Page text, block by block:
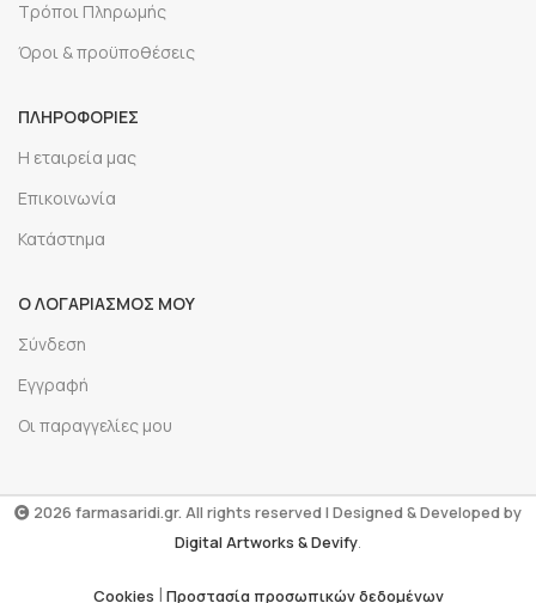
Τρόποι Πληρωμής
Όροι & προϋποθέσεις
ΠΛΗΡΟΦΟΡΙΕΣ
Η εταιρεία μας
Επικοινωνία
Κατάστημα
Ο ΛΟΓΑΡΙΑΣΜΟΣ ΜΟΥ
Σύνδεση
Εγγραφή
Οι παραγγελίες μου
2026 farmasaridi.gr. All rights reserved | Designed & Developed by
Digital Artworks & Devify.
Cookies | Προστασία προσωπικών δεδομένων